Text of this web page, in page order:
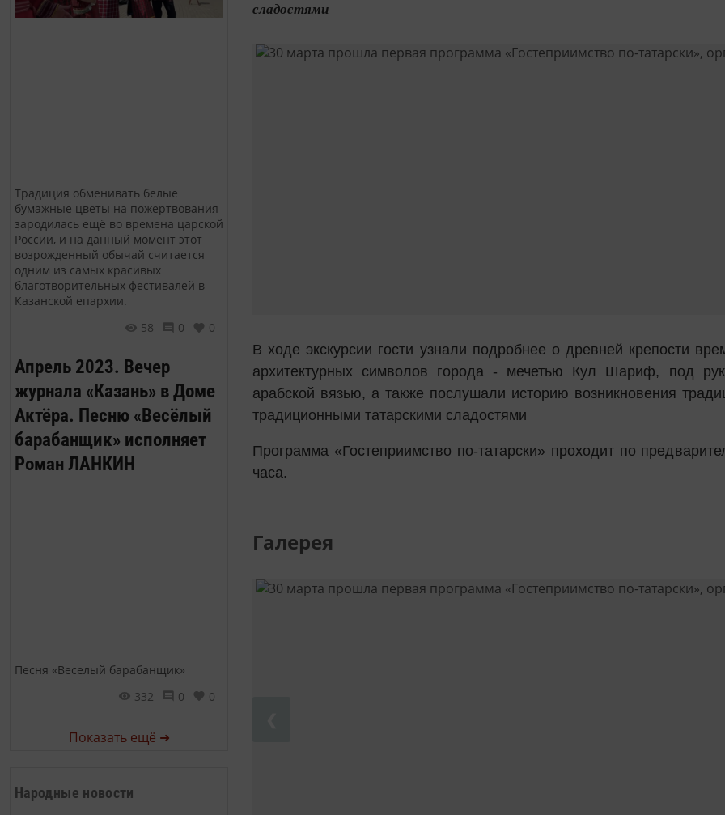
Традиция обменивать белые
бумажные цветы на пожертвования
зародилась ещё во времена царской
России, и на данный момент этот
возрожденный обычай считается
одним из самых красивых
благотворительных фестивалей в
Казанской епархии.
58
0 0
Апрель 2023. Вечер
журнала «Казань» в Доме
Актёра. Песню «Весёлый
барабанщик» исполняет
Роман ЛАНКИН
Песня «Веселый барабанщик»
332
0 0
Показать ещё ➜
Народные новости
сладостями
В ходе экскурсии гости узнали подробнее о древней крепости
архитектурных символов города - мечетью Кул Шариф, под
арабской вязью, а также послушали историю возникновения
традиционными татарскими сладостями
Программа «Гостеприимство по-татарски» проходит по
часа.
Галерея